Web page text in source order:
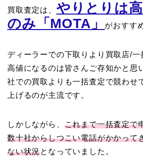
買取査定は、 やりとりは
のみ「MOTA」
がおすす
ディーラーでの下取りより買取店/一
高値になるのは皆さんご存知かと思
社での買取よりも一括査定で競わせ
上げるのが主流です。
しかしながら、 これまで一括査定で
数十社からしつこい電話がかかって
ない状況となっていました。